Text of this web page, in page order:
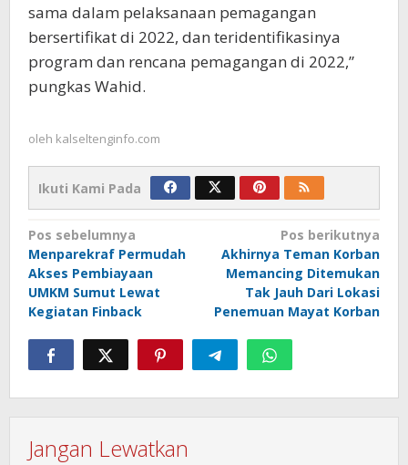
sama dalam pelaksanaan pemagangan
bersertifikat di 2022, dan teridentifikasinya
program dan rencana pemagangan di 2022,”
pungkas Wahid.
oleh kalseltenginfo.com
Ikuti Kami Pada
Navigasi
pos
Pos sebelumnya
Menparekraf Permudah
Akses Pembiayaan
UMKM Sumut Lewat
Kegiatan Finback
Pos berikutnya
Akhirnya Teman Korban
Memancing Ditemukan
Tak Jauh Dari Lokasi
Penemuan Mayat Korban
Jangan Lewatkan